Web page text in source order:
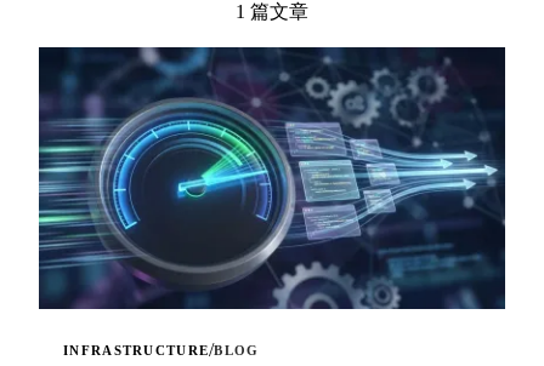
1 篇文章
INFRASTRUCTURE/BLOG